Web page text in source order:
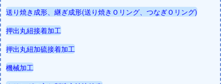
送り焼き成形、継ぎ成形(送り焼きＯリング、つなぎＯリング)
押出丸紐接着加工
押出丸紐加硫接着加工
機械加工